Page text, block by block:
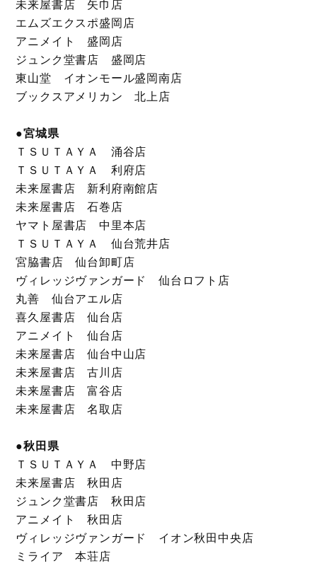
未来屋書店 矢巾店
エムズエクスポ盛岡店
アニメイト 盛岡店
ジュンク堂書店 盛岡店
東山堂 イオンモール盛岡南店
ブックスアメリカン 北上店
●宮城県
ＴＳＵＴＡＹＡ 涌谷店
ＴＳＵＴＡＹＡ 利府店
未来屋書店 新利府南館店
未来屋書店 石巻店
ヤマト屋書店 中里本店
ＴＳＵＴＡＹＡ 仙台荒井店
宮脇書店 仙台卸町店
ヴィレッジヴァンガード 仙台ロフト店
丸善 仙台アエル店
喜久屋書店 仙台店
アニメイト 仙台店
未来屋書店 仙台中山店
未来屋書店 古川店
未来屋書店 富谷店
未来屋書店 名取店
●秋田県
ＴＳＵＴＡＹＡ 中野店
未来屋書店 秋田店
ジュンク堂書店 秋田店
アニメイト 秋田店
ヴィレッジヴァンガード イオン秋田中央店
ミライア 本荘店